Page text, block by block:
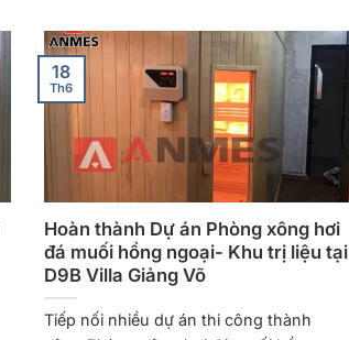
Hoàn thành Dự án Phòng xông hơi
đá muối hồng ngoại- Khu trị liệu tại
D9B Villa Giảng Võ
Tiếp nối nhiều dự án thi công thành
18
Th6